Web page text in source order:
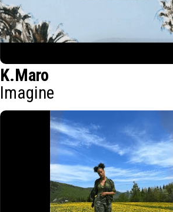
K.Maro
Imagine